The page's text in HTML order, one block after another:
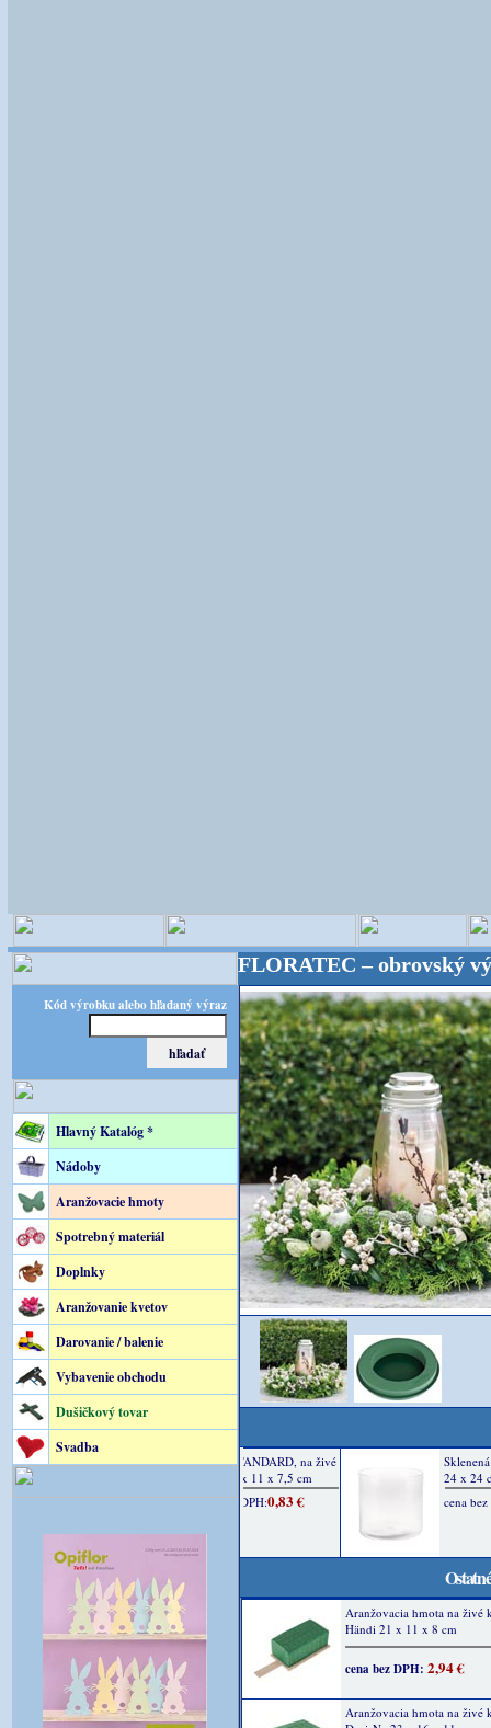
Kód výrobku alebo hľadaný výraz
Hlavný Katalóg *
Nádoby
Aranžovacie hmoty
Spotrebný materiál
Doplnky
Aranžovanie kvetov
Darovanie / balenie
Vybavenie obchodu
Dušičkový tovar
Svadba
potreby! FLORATEC – obrovský výber –
Aranžovacia hmota na živé
Händi 21 x 11 x 8 cm
cena bez DPH: 2,94 €
Aranžovacia hmota na živé